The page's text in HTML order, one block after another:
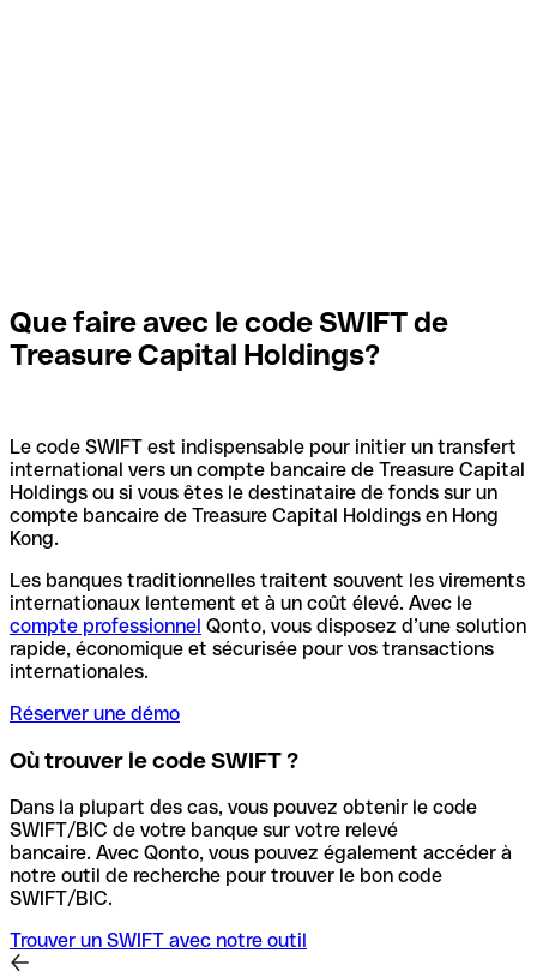
Que faire avec le code SWIFT de
Treasure Capital Holdings?
Le code SWIFT est indispensable pour initier un transfert
international vers un compte bancaire de Treasure Capital
Holdings ou si vous êtes le destinataire de fonds sur un
compte bancaire de Treasure Capital Holdings en Hong
Kong.
Les banques traditionnelles traitent souvent les virements
internationaux lentement et à un coût élevé. Avec le
compte professionnel Qonto, vous disposez d’une solution
rapide, économique et sécurisée pour vos transactions
internationales.
Réserver une démo
Où trouver le code SWIFT ?
Dans la plupart des cas, vous pouvez obtenir le code
SWIFT/BIC de votre banque sur votre relevé
bancaire. Avec Qonto, vous pouvez également accéder à
notre outil de recherche pour trouver le bon code
SWIFT/BIC.
Trouver un SWIFT avec notre outil